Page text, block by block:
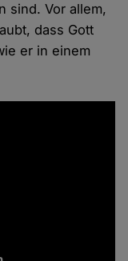
sind. Vor allem,
dass Gott
er in einem